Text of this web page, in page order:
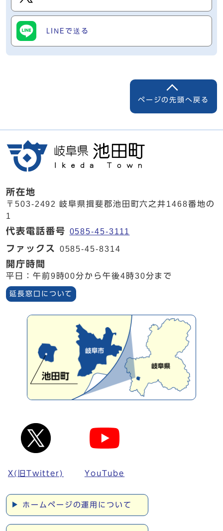
LINEで送る
ページの先頭へ戻る
所在地
〒503-2492 岐阜県揖斐郡池田町六之井1468番地の
1
代表電話番号 0585-45-3111
ファックス 0585-45-8314
開庁時間
平日：午前9時00分から午後4時30分まで
延長窓口について
X(旧Twitter) YouTube
ホームページの運用について